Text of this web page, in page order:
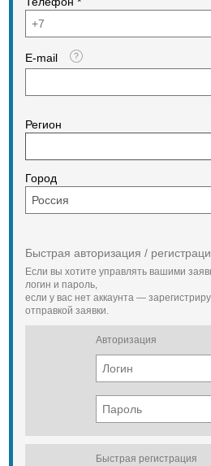
устройствами и
E-mail
Регион
Город
Быстрая авторизация /
Если вы хотите управлять вашими
логин и пароль,
если у вас нет аккаунта —
отправкой заявки.
Авторизация
Быстрая регистрация